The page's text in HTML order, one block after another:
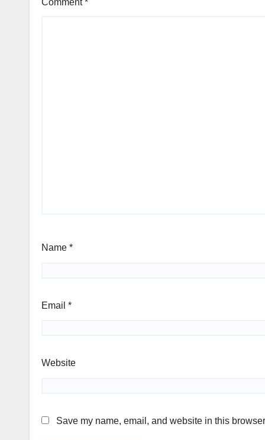
Comment*
Name *
Email *
Website
Save my name, email, and website in this